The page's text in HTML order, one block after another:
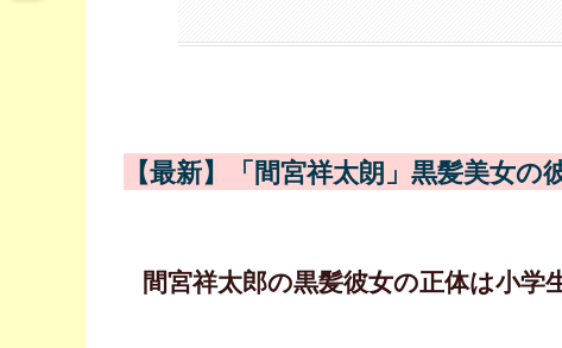
【最新】「間宮祥太朗」黒髪美女の
間宮祥太郎の黒髪彼女の正体は小学